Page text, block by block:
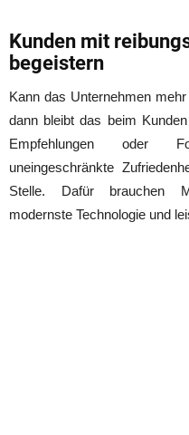
Kunden mit
begeistern
Kann das Unternehmen
dann bleibt das beim
Empfehlungen oder
uneingeschränkte
Stelle. Dafür brauchen
modernste Technologie und